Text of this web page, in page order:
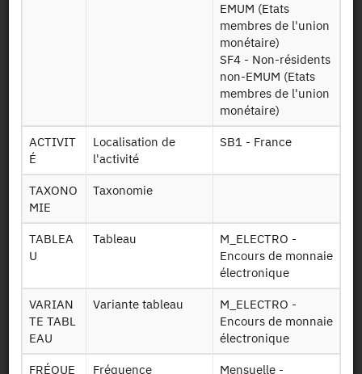
M_ELECTRO : Encours de
monnaie électronique - 2010-
2022-2026, 2022-2024,2010-2021
Request access
Availability date:22/11/2022
File Layout
Download
Données sur les
EMUM (Etats
membres de l'union
monétaire)
SF4 - Non-résidents
non-EMUM (Etats
membres de l'union
monétaire)
ACTIVIT
É
Localisation de
l'activité
SB1 - France
TAXONO
MIE
Taxonomie
TABLEA
U
Tableau
M_ELECTRO -
Encours de monnaie
électronique
VARIAN
TE TABL
EAU
Variante tableau
M_ELECTRO -
Encours de monnaie
électronique
FRÉQUE
Fréquence
Mensuelle -